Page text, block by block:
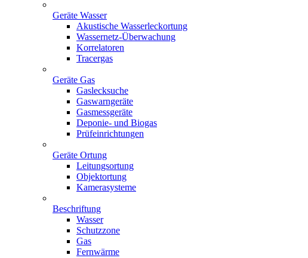
Geräte Wasser
Akustische Wasserleckortung
Wassernetz-Überwachung
Korrelatoren
Tracergas
Geräte Gas
Gaslecksuche
Gaswarngeräte
Gasmessgeräte
Deponie- und Biogas
Prüfeinrichtungen
Geräte Ortung
Leitungsortung
Objektortung
Kamerasysteme
Beschriftung
Wasser
Schutzzone
Gas
Fernwärme